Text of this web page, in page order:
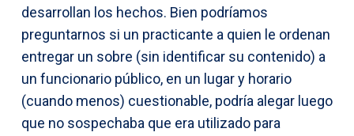
desarrollan los hechos. Bien podríamos
preguntarnos si un practicante a quien le ordenan
entregar un sobre (sin identificar su contenido) a
un funcionario público, en un lugar y horario
(cuando menos) cuestionable, podría alegar luego
que no sospechaba que era utilizado para